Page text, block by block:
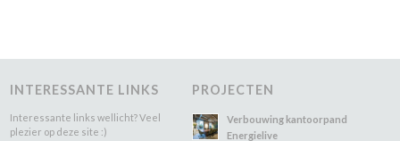
INTERESSANTE LINKS
Interessante links wellicht? Veel
plezier op deze site :)
PROJECTEN
Verbouwing kantoorpand
Energielive